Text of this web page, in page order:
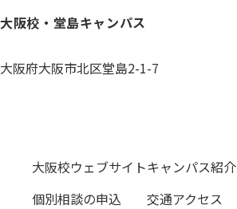
大阪校・堂島キャンパス
大阪府大阪市北区堂島2-1-7
大阪校ウェブサイトキャンパス紹介
個別相談の申込
交通アクセス